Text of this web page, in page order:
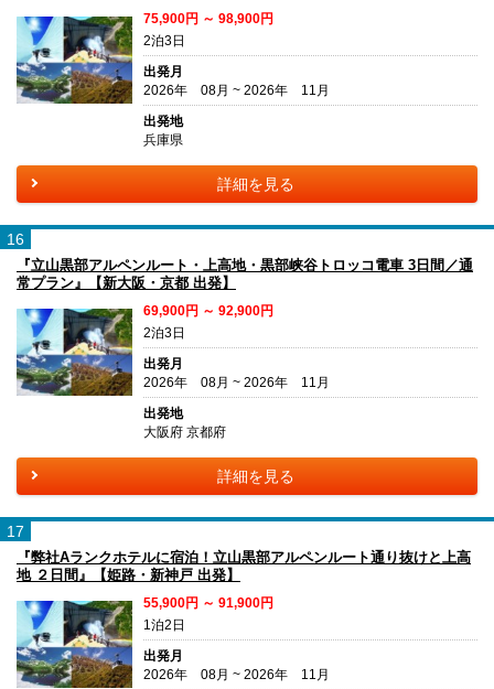
75,900円 ～ 98,900円
2泊3日
出発月
2026年 08月 ~ 2026年 11月
出発地
兵庫県
詳細を見る
16
『立山黒部アルペンルート・上高地・黒部峡谷トロッコ電車 3日間／通
常プラン』【新大阪・京都 出発】
69,900円 ～ 92,900円
2泊3日
出発月
2026年 08月 ~ 2026年 11月
出発地
大阪府 京都府
詳細を見る
17
『弊社Aランクホテルに宿泊！立山黒部アルペンルート通り抜けと上高
地 ２日間』【姫路・新神戸 出発】
55,900円 ～ 91,900円
1泊2日
出発月
2026年 08月 ~ 2026年 11月